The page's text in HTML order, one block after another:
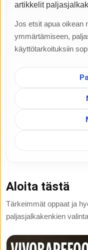
artikkelit
Jos etsit apua oikean
ymmärtämiseen,
käyttötarkoituksiin
Aloita tästä
Tärkeimmät oppaat ja
paljasjalkakenkien